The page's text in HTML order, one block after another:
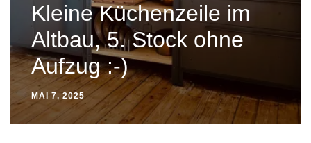
Kleine Küchenzeile im
Altbau, 5. Stock ohne
Aufzug :-)
MAI 7, 2025